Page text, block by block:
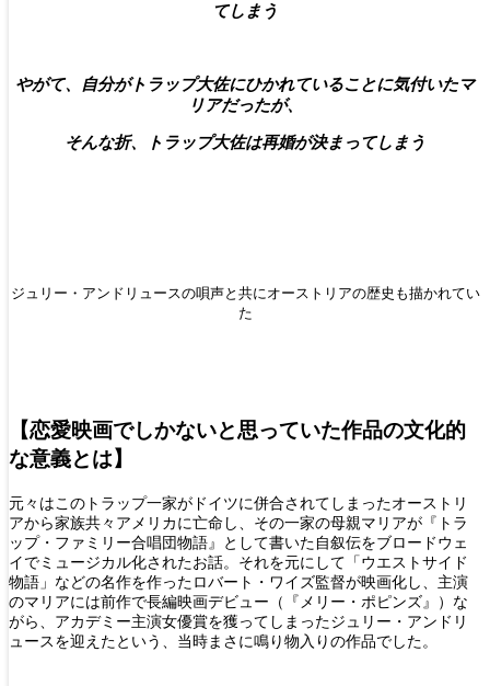
てしまう
やがて、自分がトラップ大佐にひかれていることに気付いたマ
リアだったが、
そんな折、トラップ大佐は再婚が決まってしまう
ジュリー・アンドリュースの唄声と共にオーストリアの歴史も描かれてい
た
【恋愛映画でしかないと思っていた作品の文化的
な意義とは】
元々はこのトラップ一家がドイツに併合されてしまったオーストリ
アから家族共々アメリカに亡命し、その一家の母親マリアが『トラ
ップ・ファミリー合唱団物語』として書いた自叙伝をブロードウェ
イでミュージカル化されたお話。それを元にして「ウエストサイド
物語」などの名作を作ったロバート・ワイズ監督が映画化し、主演
のマリアには前作で長編映画デビュー（『メリー・ポピンズ』）な
がら、アカデミー主演女優賞を獲ってしまったジュリー・アンドリ
ュースを迎えたという、当時まさに鳴り物入りの作品でした。